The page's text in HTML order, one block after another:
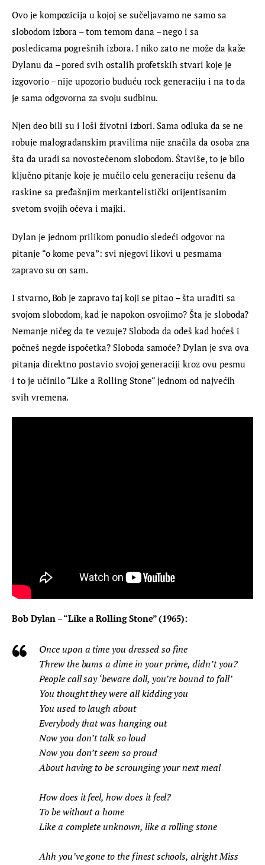
Ovo je kompozicija u kojoj se sučeljavamo ne samo sa
slobodom izbora – tom temom dana – nego i sa
posledicama pogrešnih izbora. I niko zato ne može da kaže
Dylanu da – pored svih ostalih profetskih stvari koje je
izgovorio – nije upozorio buduću rock generaciju i na to da
je sama odgovorna za svoju sudbinu.
Njen deo bili su i loši životni izbori. Sama odluka da se ne
robuje malograđanskim pravilima nije značila da osoba zna
šta da uradi sa novostečenom slobodom. Štaviše, to je bilo
ključno pitanje koje je mučilo celu generaciju rešenu da
raskine sa pređašnjim merkantelistički orijentisanim
svetom svojih očeva i majki.
Dylan je jednom prilikom ponudio sledeći odgovor na
pitanje “o kome peva”: svi njegovi likovi u pesmama
zapravo su on sam.
I stvarno, Bob je zapravo taj koji se pitao – šta uraditi sa
svojom slobodom, kad je napokon osvojimo? Šta je sloboda?
Nemanje ničeg da te vezuje? Sloboda da odeš kad hoćeš i
počneš negde ispočetka? Sloboda samoće? Dylan je sva ova
pitanja direktno postavio svojoj generaciji kroz ovu pesmu
i to je učinilo “Like a Rolling Stone“ jednom od najvećih
svih vremena.
Bob Dylan – “Like a Rolling Stone” (1965):
Once upon a time you dressed so fine
Threw the bums a dime in your prime, didn’t you?
People call say ‘beware doll, you’re bound to fall’
You thought they were all kidding you
You used to laugh about
Everybody that was hanging out
Now you don’t talk so loud
Now you don’t seem so proud
About having to be scrounging your next meal
How does it feel, how does it feel?
To be without a home
Like a complete unknown, like a rolling stone
Ahh you’ve gone to the finest schools, alright Miss